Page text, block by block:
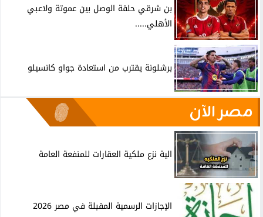
بن شرقي حلقة الوصل بين عموتة ولاعبي
الأهلي.....
برشلونة يقترب من استعادة جواو كانسيلو
مصر الآن
الية نزع ملكية العقارات للمنفعة العامة
الإجازات الرسمية المقبلة في مصر 2026